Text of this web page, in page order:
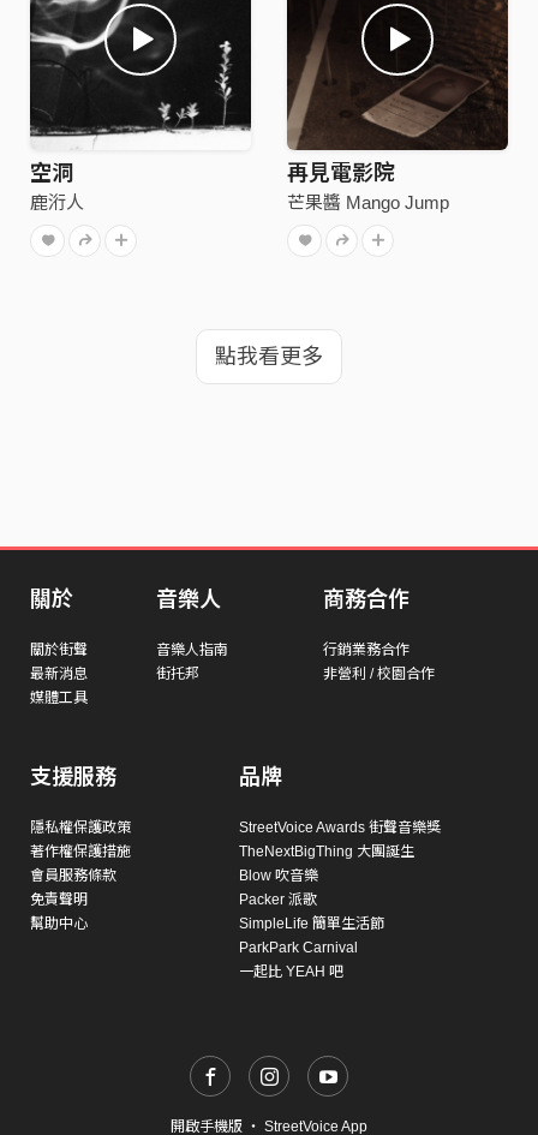
空洞
鹿洐人
再見電影院
芒果醬 Mango Jump
點我看更多
關於
關於街聲
最新消息
媒體工具
音樂人
音樂人指南
街托邦
商務合作
行銷業務合作
非營利 / 校園合作
支援服務
隱私權保護政策
著作權保護措施
會員服務條款
免責聲明
幫助中心
品牌
StreetVoice Awards 街聲音樂獎
TheNextBigThing 大團誕生
Blow 吹音樂
Packer 派歌
SimpleLife 簡單生活節
ParkPark Carnival
一起比 YEAH 吧
開啟手機版 ・ StreetVoice App